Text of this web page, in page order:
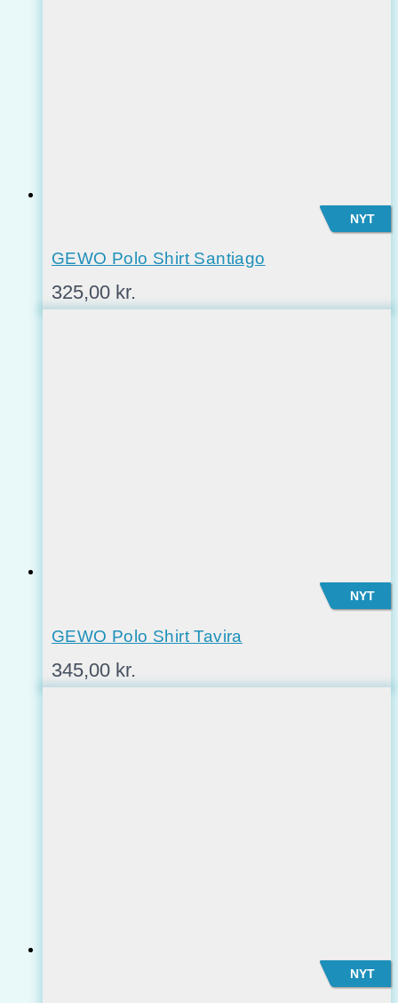
NYT
GEWO Polo Shirt Santiago
325,00 kr.
NYT
GEWO Polo Shirt Tavira
345,00 kr.
NYT